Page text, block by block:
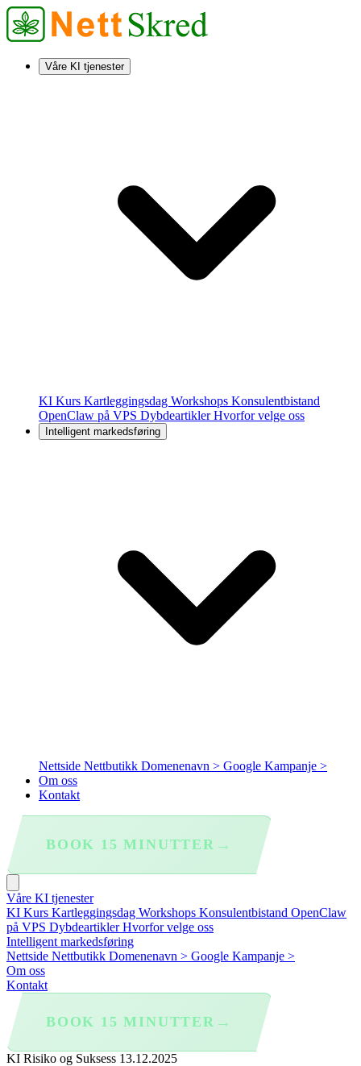
Våre KI tjenester
KI Kurs Kartleggingsdag Workshops Konsulentbistand
OpenClaw på VPS DybdeartiklerHvorfor velge oss
Intelligent markedsføring
Nettside Nettbutikk Domenenavn > Google Kampanje >
Om oss
Kontakt
BOOK 15 MINUTTER →
Våre KI tjenester
KI Kurs Kartleggingsdag Workshops Konsulentbistand OpenClaw
på VPS DybdeartiklerHvorfor velge oss
Intelligent markedsføring
Nettside Nettbutikk Domenenavn > Google Kampanje >
Om oss
Kontakt
BOOK 15 MINUTTER →
KI Risiko og Suksess 13.12.2025